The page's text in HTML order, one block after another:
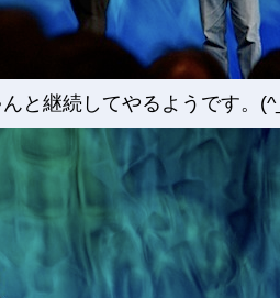
と継続してやるようです。